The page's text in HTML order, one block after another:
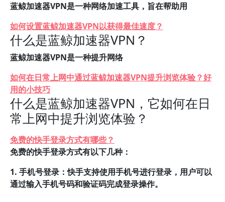
蓝鲸加速器VPN是一种网络加速工具，旨在帮助用
如何设置蓝鲸加速器VPN以获得最佳速度？
什么是蓝鲸加速器VPN？
蓝鲸加速器VPN是一种提升网络
如何在日常上网中通过蓝鲸加速器VPN提升浏览体验？好
用的小技巧
什么是蓝鲸加速器VPN，它如何在日
常上网中提升浏览体验？
免费的快手登录方式有哪些？
免费的快手登录方式有以下几种：
1. 手机号登录：快手支持使用手机号进行登录，用户可以
通过输入手机号码和验证码完成登录操作。